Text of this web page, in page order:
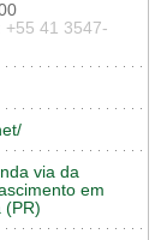
+55 41 3547-
via da
em
(PR)